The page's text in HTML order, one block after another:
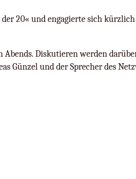
20« und engagierte sich
Diskutieren werden
Günzel und der Sprecher des